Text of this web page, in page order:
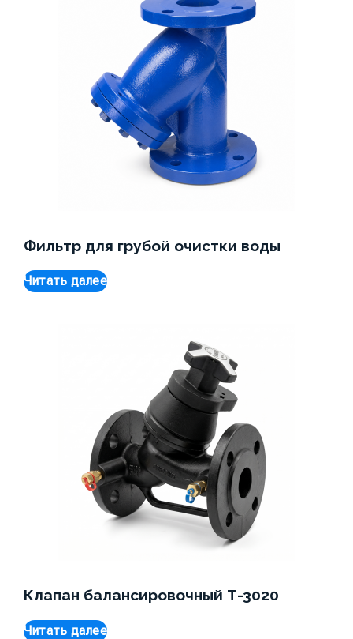
Фильтр для грубой очистки воды
Читать далее
Клапан балансировочный Т-3020
Читать далее